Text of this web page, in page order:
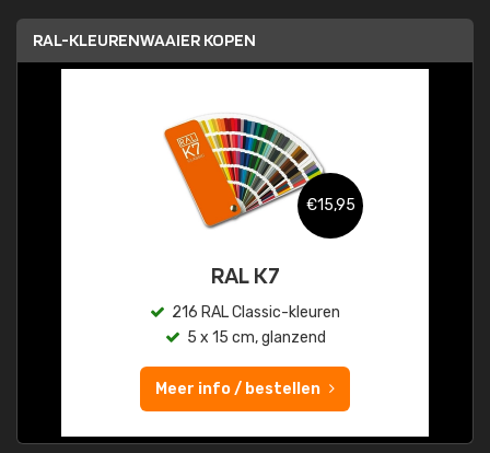
RAL-KLEURENWAAIER KOPEN
€15,95
RAL K7
216 RAL Classic-kleuren
5 x 15 cm, glanzend
Meer info / bestellen